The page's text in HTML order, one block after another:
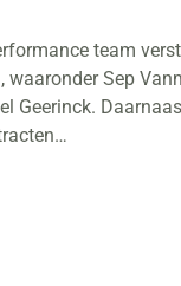
team
Sep
Geerinck.